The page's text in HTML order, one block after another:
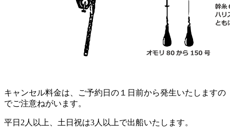
キャンセル料金は、ご予約日の１日前から発生いたしますの
でご注意ねがいます。
平日2人以上、土日祝は3人以上で出船いたします。